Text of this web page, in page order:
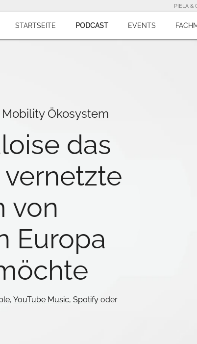
PIELA &
STARTSEITE PODCAST EVENTS
Ökosystem
das
von
Europa
, YouTube Music, Spotify oder